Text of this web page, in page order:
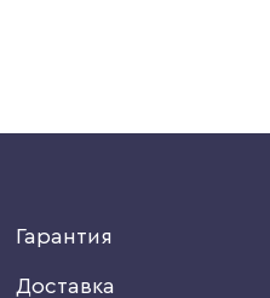
Гарантия
Доставка